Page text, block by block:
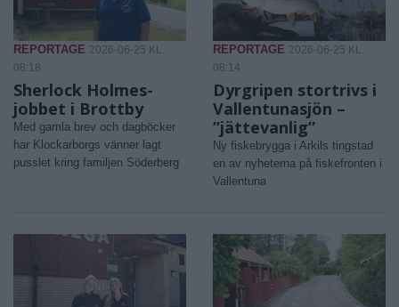
REPORTAGE 2026-06-25 KL.
08:18
Sherlock Holmes-
jobbet i Brottby
Med gamla brev och dagböcker
har Klockarborgs vänner lagt
pusslet kring familjen Söderberg
REPORTAGE 2026-06-25 KL.
08:14
Dyrgripen stortrivs i
Vallentunasjön –
”jättevanlig”
Ny fiskebrygga i Arkils tingstad
en av nyheterna på fiskefronten i
Vallentuna